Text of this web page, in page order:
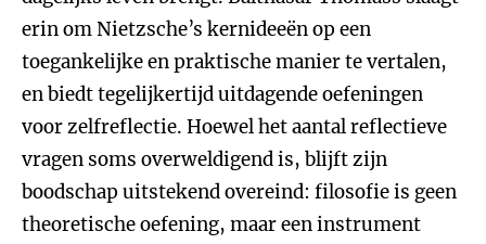
erin om Nietzsche’s kernideeën op een
toegankelijke en praktische manier te vertalen,
en biedt tegelijkertijd uitdagende oefeningen
voor zelfreflectie. Hoewel het aantal reflectieve
vragen soms overweldigend is, blijft zijn
boodschap uitstekend overeind: filosofie is geen
theoretische oefening, maar een instrument